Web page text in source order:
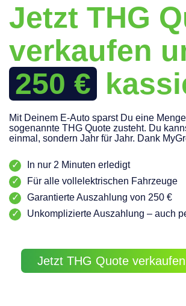
Jetzt THG
verkaufen
250 €
Mit Deinem E-Auto sparst Du eine
sogenannte THG Quote zusteht. Du
einmal, sondern Jahr für Jahr. Dank
In nur 2 Minuten erledigt
Für alle vollelektrischen Fahrzeuge
Garantierte Auszahlung von 250 €
Unkomplizierte Auszahlung – auch
Jetzt THG Quote verkaufen